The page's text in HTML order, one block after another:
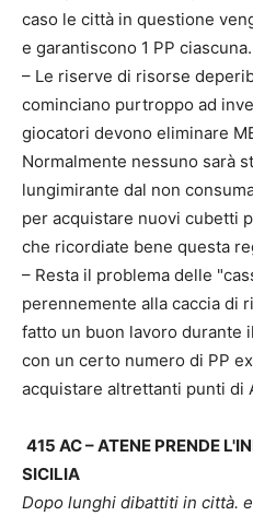
caso le città in questione
e garantiscono 1 PP ciascuna.
– Le riserve di risorse
cominciano purtroppo ad
giocatori devono eliminare
Normalmente nessuno sarà
lungimirante dal non
per acquistare nuovi cubetti
che ricordiate bene questa
– Resta il problema delle
perennemente alla caccia di
fatto un buon lavoro durante
con un certo numero di PP
acquistare altrettanti punti di
415 AC – ATENE PRENDE
SICILIA
Dopo lunghi dibattiti in città.